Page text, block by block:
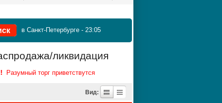
в Санкт-Петербурге - 23:05
ликвидация
Разумный торг приветствутся
Вид: